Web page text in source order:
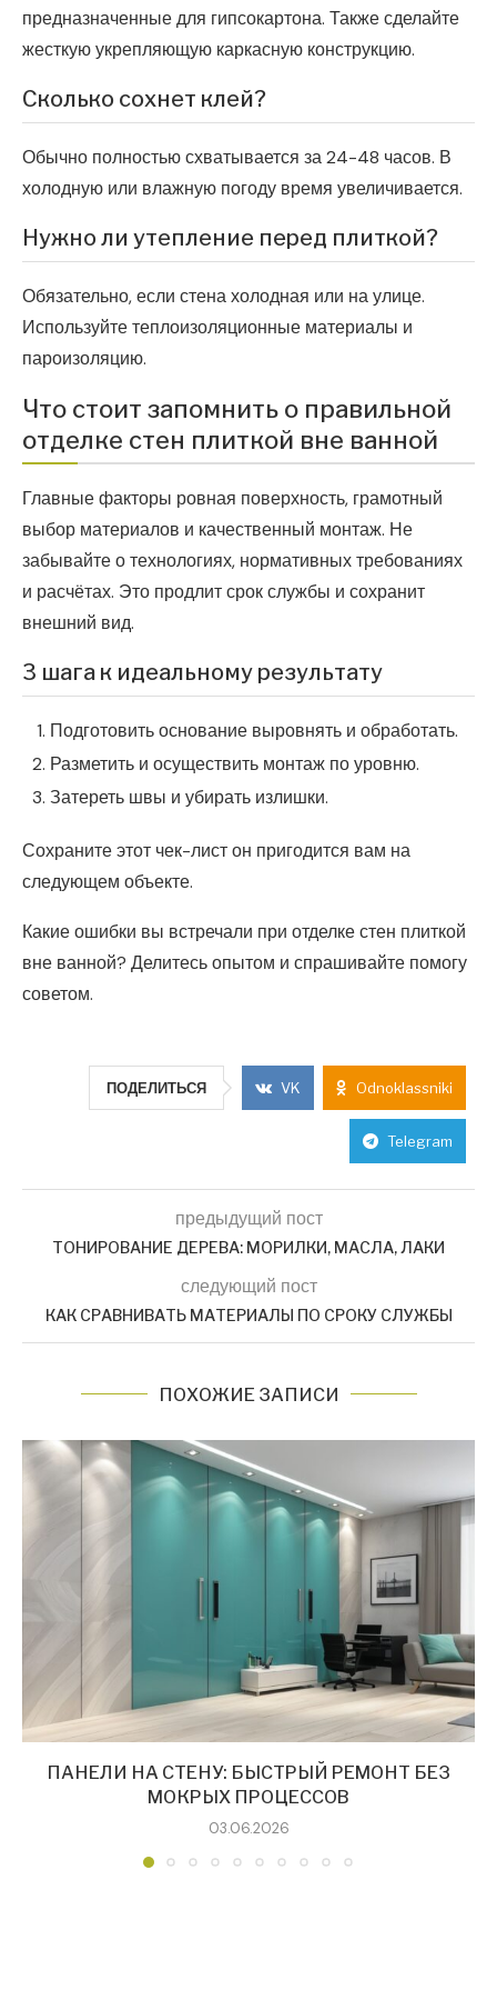
предназначенные для гипсокартона. Также сделайте
жесткую укрепляющую каркасную конструкцию.
Сколько сохнет клей?
Обычно полностью схватывается за 24-48 часов. В
холодную или влажную погоду время увеличивается.
Нужно ли утепление перед плиткой?
Обязательно, если стена холодная или на улице.
Используйте теплоизоляционные материалы и
пароизоляцию.
Что стоит запомнить о правильной
отделке стен плиткой вне ванной
Главные факторы ровная поверхность, грамотный
выбор материалов и качественный монтаж. Не
забывайте о технологиях, нормативных требованиях
и расчётах. Это продлит срок службы и сохранит
внешний вид.
3 шага к идеальному результату
Подготовить основание выровнять и обработать.
Разметить и осуществить монтаж по уровню.
Затереть швы и убирать излишки.
Сохраните этот чек-лист он пригодится вам на
следующем объекте.
Какие ошибки вы встречали при отделке стен плиткой
вне ванной? Делитесь опытом и спрашивайте помогу
советом.
ПОДЕЛИТЬСЯ VK Odnoklassniki
Telegram
предыдущий пост
ТОНИРОВАНИЕ ДЕРЕВА: МОРИЛКИ, МАСЛА, ЛАКИ
следующий пост
КАК СРАВНИВАТЬ МАТЕРИАЛЫ ПО СРОКУ СЛУЖБЫ
ПОХОЖИЕ ЗАПИСИ
ПАНЕЛИ НА СТЕНУ: БЫСТРЫЙ РЕМОНТ БЕЗ
МОКРЫХ ПРОЦЕССОВ
03.06.2026